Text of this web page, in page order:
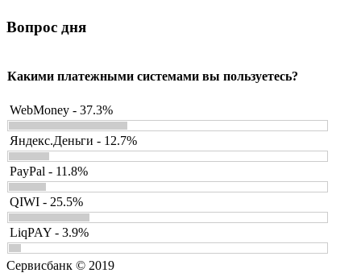
Вопрос дня
Какими платежными системами вы пользуетесь?
WebMoney - 37.3%
Яндекс.Деньги - 12.7%
PayPal - 11.8%
QIWI - 25.5%
LiqPAY - 3.9%
Сервисбанк © 2019